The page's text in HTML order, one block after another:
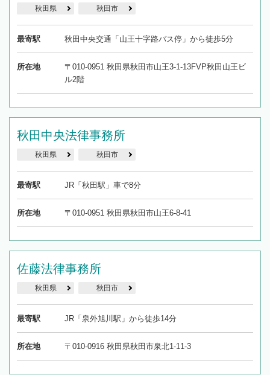
秋田県 秋田市
最寄駅 秋田中央交通「山王十字路バス停」から徒歩5分
所在地
〒010-0951 秋田県秋田市山王3-1-13FVP秋田山王ビ
ル2階
秋田中央法律事務所
秋田県 秋田市
最寄駅 JR「秋田駅」車で8分
所在地 〒010-0951 秋田県秋田市山王6-8-41
佐藤法律事務所
秋田県 秋田市
最寄駅 JR「泉外旭川駅」から徒歩14分
所在地 〒010-0916 秋田県秋田市泉北1-11-3